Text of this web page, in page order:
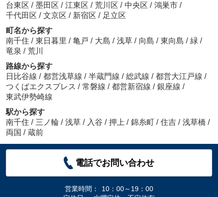
台東区 / 墨田区 / 江東区 / 荒川区 / 中央区 / 鴻巣市 /
千代田区 / 文京区 / 新宿区 / 足立区
町名から探す
南千住 / 東日暮里 / 亀戸 / 大島 / 浅草 / 向島 / 東向島 / 緑 /
竜泉 / 荒川
路線から探す
日比谷線 / 都営浅草線 / 半蔵門線 / 総武線 / 都営大江戸線 /
つくばエクスプレス / 常磐線 / 都営新宿線 / 銀座線 /
東武伊勢崎線
駅から探す
南千住 / 三ノ輪 / 浅草 / 入谷 / 押上 / 錦糸町 / 住吉 / 浅草橋 /
両国 / 蔵前
電話でお問い合わせ
営業時間：
10：00～19：00